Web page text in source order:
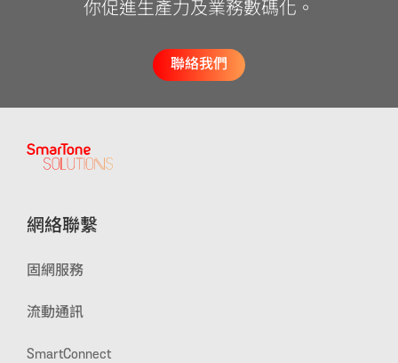
你促進生產力及業務數碼化。
聯絡我們
網絡聯繫
固網服務
流動通訊
SmartConnect